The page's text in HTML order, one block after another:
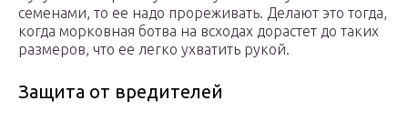
семенами, то ее надо прореживать. Делают это тогда,
когда морковная ботва на всходах дорастет до таких
размеров, что ее легко ухватить рукой.
Защита от вредителей